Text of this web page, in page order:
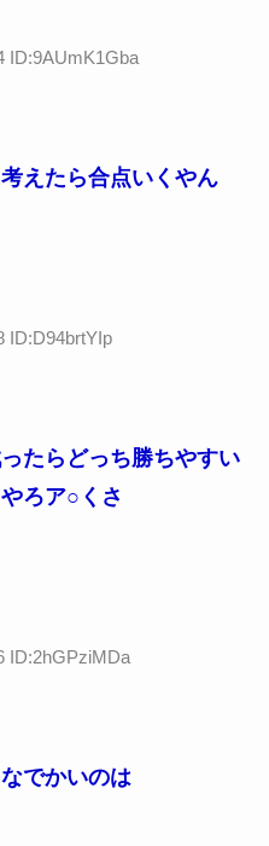
ID:9AUmK1Gba
えたら合点いくやん
ID:D94brtYIp
たらどっち勝ちやすい
ろア○くさ
ID:2hGPziMDa
でかいのは